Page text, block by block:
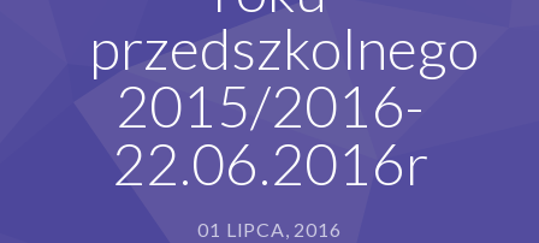
Grupy
Galeria
RODO
przedszkolnego
2015/2016-
22.06.2016r
01 LIPCA, 2016